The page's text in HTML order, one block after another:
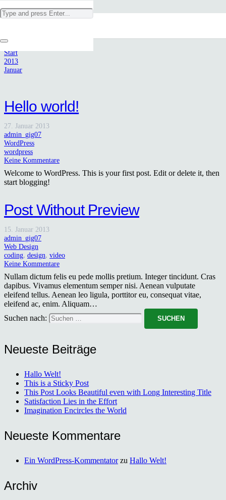
Start
2013
Januar
Hello world!
27. Januar 2013
admin_gig07
WordPress
wordpress
Keine Kommentare
Welcome to WordPress. This is your first post. Edit or delete it, then
start blogging!
Post Without Preview
15. Januar 2013
admin_gig07
Web Design
coding, design, video
Keine Kommentare
Nullam dictum felis eu pede mollis pretium. Integer tincidunt. Cras
dapibus. Vivamus elementum semper nisi. Aenean vulputate
eleifend tellus. Aenean leo ligula, porttitor eu, consequat vitae,
eleifend ac, enim. Aliquam…
Suchen nach:
Neueste Beiträge
Hallo Welt!
This is a Sticky Post
This Post Looks Beautiful even with Long Interesting Title
Satisfaction Lies in the Effort
Imagination Encircles the World
Neueste Kommentare
Ein WordPress-Kommentatorzu Hallo Welt!
Archiv